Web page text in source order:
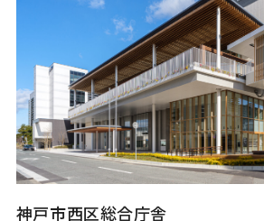
神戸市西区総合庁舎